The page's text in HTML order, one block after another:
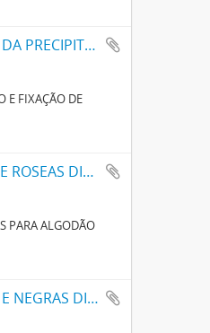
UM NOVO PROCESSO PARA A FABRICAÇÃO DE TINTAS EM PÓ POR MEIO DA PRECIPITAÇÃO E FIXAÇÃO DE TINTAS ANILINAS SOBRE CORPOS MINERAES
E FIXAÇÃO DE
UM NOVO PROCESSO O FABRICO DE MATERIAS CORANTES VERMELHAS E ROSEAS DIRECTAS PARA ALGODÃO
PARA ALGODÃO
UM NOVO PROCESSO PARA O FABRICO DE MATERIAS CORANTES AZUES E NEGRAS DIRECTAS PARA O ALGODÃO COM TONS VARIAVEIS